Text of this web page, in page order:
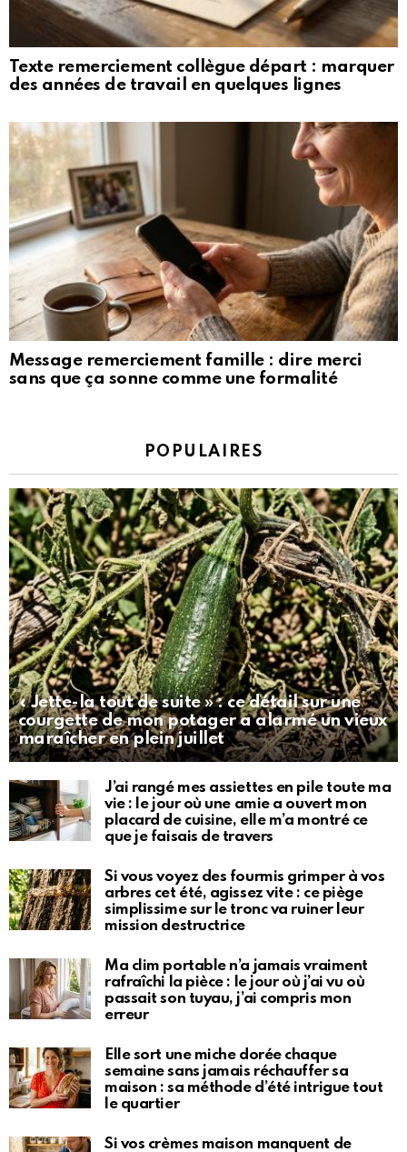
Texte remerciement collègue départ : marquer
des années de travail en quelques lignes
Message remerciement famille : dire merci
sans que ça sonne comme une formalité
POPULAIRES
« Jette-la tout de suite » : ce détail sur une
courgette de mon potager a alarmé un vieux
maraîcher en plein juillet
J’ai rangé mes assiettes en pile toute ma
vie : le jour où une amie a ouvert mon
placard de cuisine, elle m’a montré ce
que je faisais de travers
Si vous voyez des fourmis grimper à vos
arbres cet été, agissez vite : ce piège
simplissime sur le tronc va ruiner leur
mission destructrice
Ma clim portable n’a jamais vraiment
rafraîchi la pièce : le jour où j’ai vu où
passait son tuyau, j’ai compris mon
erreur
Elle sort une miche dorée chaque
semaine sans jamais réchauffer sa
maison : sa méthode d’été intrigue tout
le quartier
Si vos crèmes maison manquent de